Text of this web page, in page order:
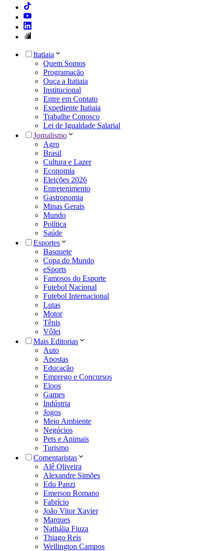
Itatiaia
Quem Somos
Programação
Ouça a Itatiaia
Institucional
Entre em Contato
Expediente Itatiaia
Trabalhe Conosco
Lei de Igualdade Salarial
Jornalismo
Agro
Brasil
Cultura e Lazer
Economia
Eleições 2026
Entretenimento
Gastronomia
Minas Gerais
Mundo
Política
Saúde
Esportes
Basquete
Copa do Mundo
eSports
Famosos do Esporte
Futebol Nacional
Futebol Internacional
Lutas
Motor
Tênis
Vôlei
Mais Editorias
Auto
Apostas
Educação
Emprego e Concursos
Eloos
Games
Indústria
Jogos
Meio Ambiente
Negócios
Pets e Animais
Turismo
Comentaristas
Alê Oliveira
Alexandre Simões
Edu Panzi
Emerson Romano
Fabrício
João Vitor Xavier
Marques
Nathália Fiuza
Thiago Reis
Wellington Campos